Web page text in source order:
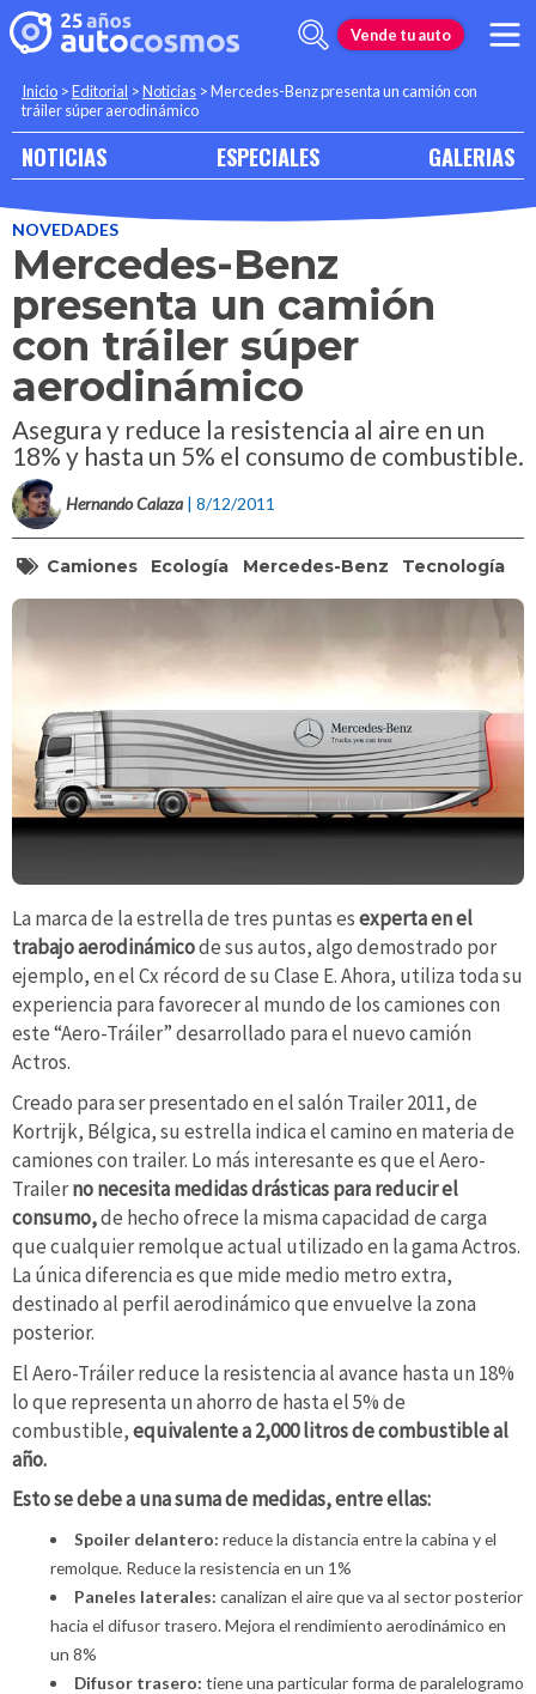
Vende tu auto
Inicio >Editorial >Noticias >Mercedes-Benz presenta un camión con
tráiler súper aerodinámico
NOTICIAS ESPECIALES GALERIAS
NOVEDADES
Mercedes-Benz
presenta un camión
con tráiler súper
aerodinámico
Asegura y reduce la resistencia al aire en un
18% y hasta un 5% el consumo de combustible.
Hernando Calaza | 8/12/2011
Camiones Ecología Mercedes-Benz Tecnología
La marca de la estrella de tres puntas esexperta en el
trabajo aerodinámicode sus autos, algo demostrado por
ejemplo, en el Cx récord de su Clase E. Ahora, utiliza toda su
experiencia para favorecer al mundo de los camiones con
este “Aero-Tráiler” desarrollado para el nuevo camión
Actros.
Creado para ser presentado en el salón Trailer 2011, de
Kortrijk, Bélgica, su estrella indica el camino en materia de
camiones con trailer. Lo más interesante es que el Aero-
Trailerno necesita medidas drásticas para reducir el
consumo,de hecho ofrece la misma capacidad de carga
que cualquier remolque actual utilizado en la gama Actros.
La única diferencia es que mide medio metro extra,
destinado al perfil aerodinámico que envuelve la zona
posterior.
El Aero-Tráiler reduce la resistencia al avance hasta un 18%
lo que representa un ahorro de hasta el 5% de
combustible,equivalente a 2,000 litros de combustible al
año.
Esto se debe a una suma de medidas, entre ellas:
Spoiler delantero: reduce la distancia entre la cabina y el
remolque. Reduce la resistencia en un 1%
Paneles laterales: canalizan el aire que va al sector posterior
hacia el difusor trasero. Mejora el rendimiento aerodinámico en
un 8%
Difusor trasero: tiene una particular forma de paralelogramo